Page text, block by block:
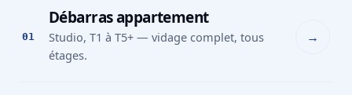
01
Débarras appartement
Studio, T1 à T5+ — vidage complet, tous
étages.
→